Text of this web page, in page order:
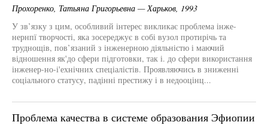
Прохоренко, Татьяна Григорьевна — Харьков, 1993
У зв’язку з цим, особливий інтерес викликає проблема інже-
нернпї творчості, яка зосереджує в собі вузол протирічь та
труднощів, пов’язаний з інженерною діяльністю і маючий
відношення як'до сфери підготовки, так і. до сфери використання
інженер-но-і'ехнічних спеціалістів. Проявляючись в зниженні
соціального статусу, падінні престижу і в недооцінц...
Проблема качества в системе образования Эфиопии